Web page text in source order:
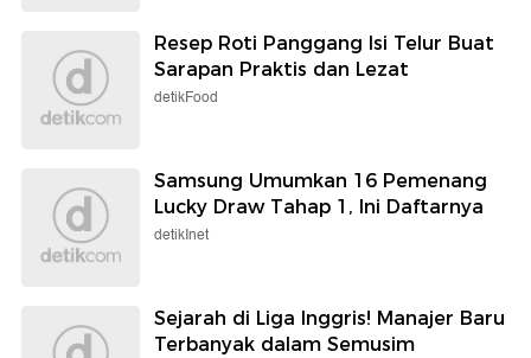
Resep Roti Panggang Isi Telur Buat
Sarapan Praktis dan Lezat
detikFood
Samsung Umumkan 16 Pemenang
Lucky Draw Tahap 1, Ini Daftarnya
detikInet
Sejarah di Liga Inggris! Manajer Baru
Terbanyak dalam Semusim